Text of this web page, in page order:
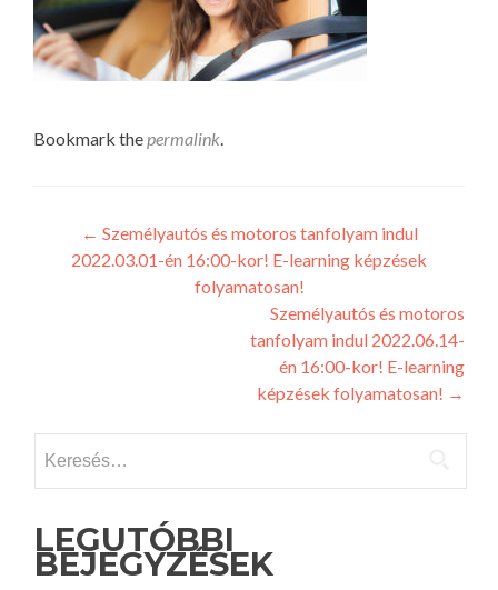
Bookmark thepermalink.
Post
navigation
← Személyautós és motoros tanfolyam indul
2022.03.01-én 16:00-kor! E-learning képzések
folyamatosan!
Személyautós és motoros
tanfolyam indul 2022.06.14-
én 16:00-kor! E-learning
képzések folyamatosan! →
LEGUTÓBBI
BEJEGYZÉSEK